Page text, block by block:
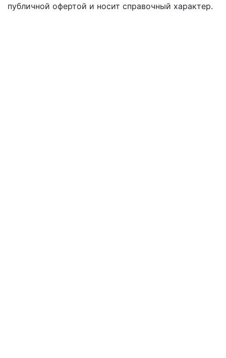
публичной офертой и носит справочный характер.